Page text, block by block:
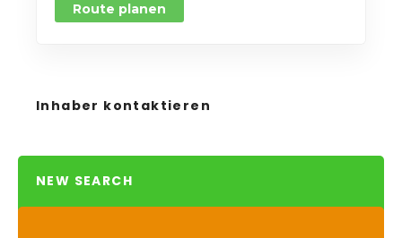
Route planen
Inhaber kontaktieren
NEW SEARCH